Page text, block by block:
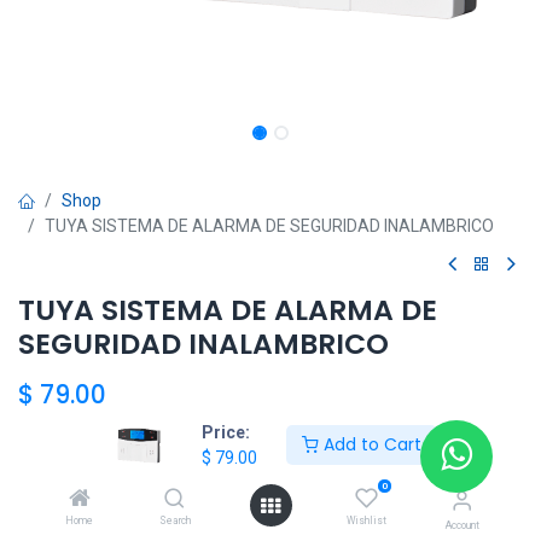
Price:
$ 79.00
Add to Cart
Home Search
0
Wishlist Account
Shop
TUYA SISTEMA DE ALARMA DE SEGURIDAD INALAMBRICO
TUYA SISTEMA DE ALARMA DE
SEGURIDAD INALAMBRICO
$ 79.00
Agregar a la lista de deseos